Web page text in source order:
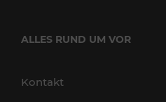
ALLES RUND UM VOR
Kontakt